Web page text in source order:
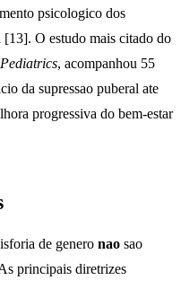
psicologico dos
[13]. O estudo mais citado do
Pediatrics, acompanhou 55
da supressao puberal ate
progressiva do bem-estar
de genero nao sao
principais diretrizes